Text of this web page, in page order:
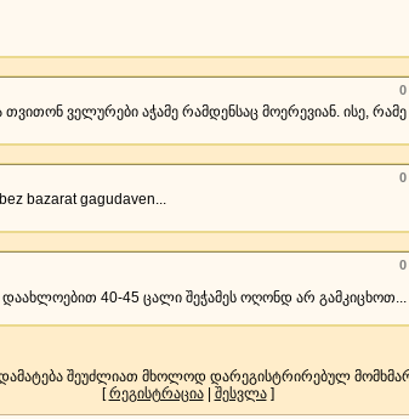
0
ველურები აჭამე რამდენსაც მოერევიან. ისე,
0
bazarat gagudaven...
0
40-45 ცალი შეჭამეს ოღონდ არ გამკიცხოთ...
შეუძლიათ მხოლოდ დარეგისტრირებულ
[რეგისტრაცია| შესვლა]